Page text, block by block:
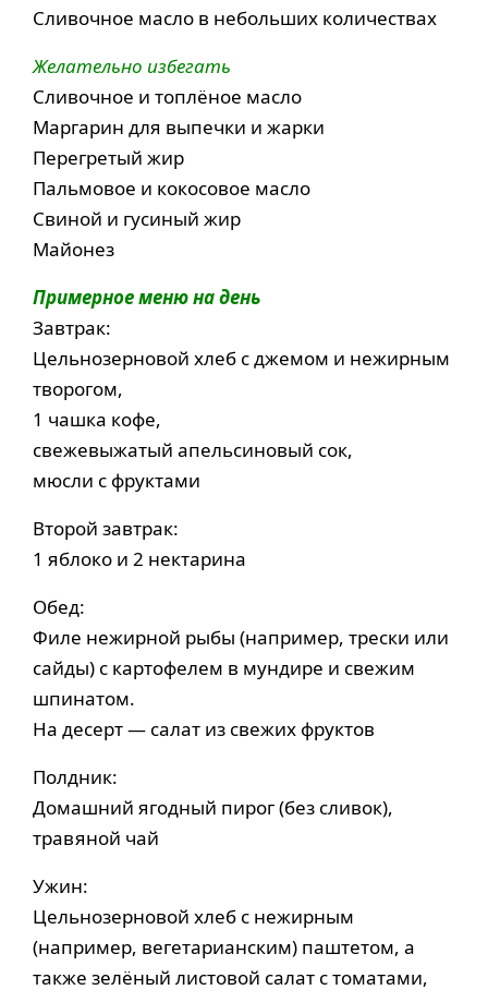
Сливочное масло в небольших количествах
Желательно избегать
Сливочное и топлёное масло
Маргарин для выпечки и жарки
Перегретый жир
Пальмовое и кокосовое масло
Свиной и гусиный жир
Майонез
Примерное меню на день
Завтрак:
Цельнозерновой хлеб с джемом и нежирным
творогом,
1 чашка кофе,
свежевыжатый апельсиновый сок,
мюсли с фруктами
Второй завтрак:
1 яблоко и 2 нектарина
Обед:
Филе нежирной рыбы (например, трески или
сайды) с картофелем в мундире и свежим
шпинатом.
На десерт — салат из свежих фруктов
Полдник:
Домашний ягодный пирог (без сливок),
травяной чай
Ужин:
Цельнозерновой хлеб с нежирным
(например, вегетарианским) паштетом, а
также зелёный листовой салат с томатами,